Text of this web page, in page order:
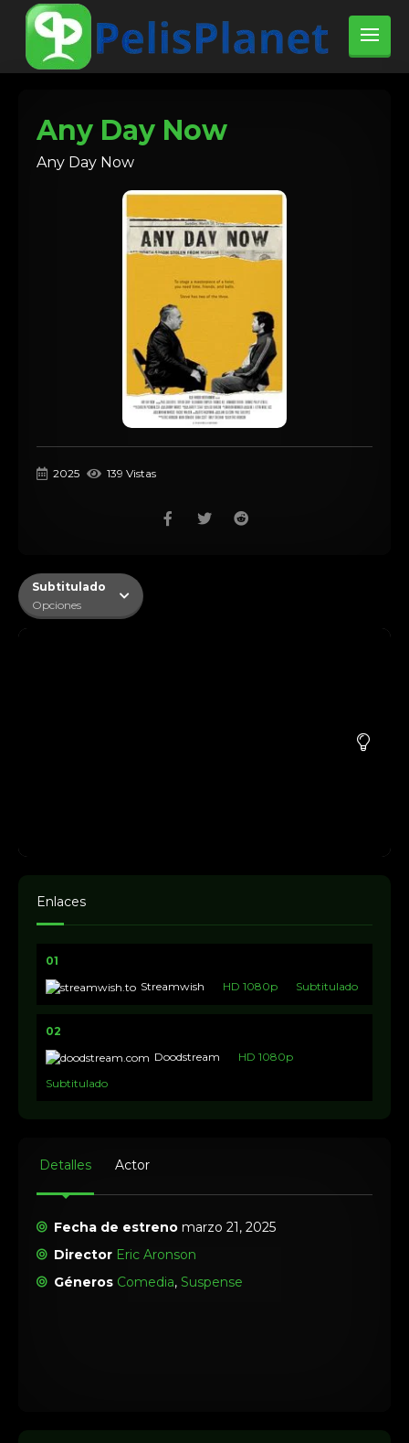
Any Day Now
Any Day Now
2025 139 Vistas
Subtitulado
Opciones
Enlaces
01
Streamwish
HD 1080p Subtitulado
02
Doodstream
HD 1080p
Subtitulado
Detalles Actor
Fecha de estreno marzo 21, 2025
Director Eric Aronson
Géneros Comedia,Suspense